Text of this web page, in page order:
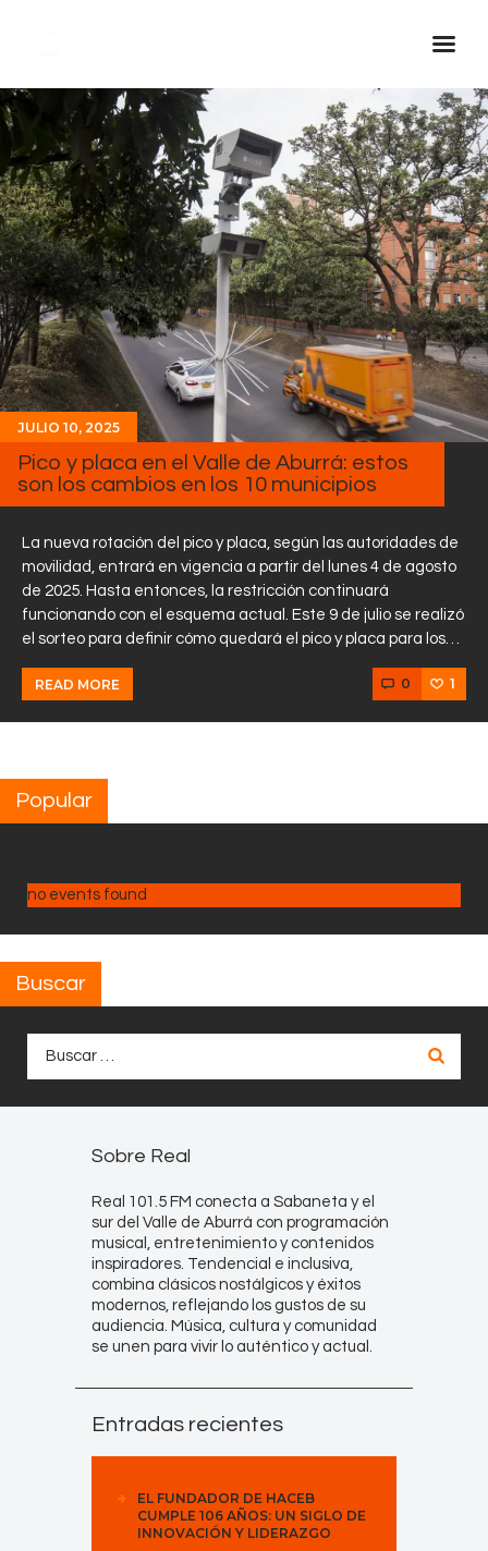
Inicio Real FM
Streaming
En Vivo
Descarga La APP
Programas
Noticias
Equipo
Sobre Nosotros
Contactos
JULIO 10, 2025
Pico y placa en el Valle de Aburrá: estos
son los cambios en los 10 municipios
La nueva rotación del pico y placa, según las autoridades de
movilidad, entrará en vigencia a partir del lunes 4 de agosto
de 2025. Hasta entonces, la restricción continuará
funcionando con el esquema actual. Este 9 de julio se realizó
el sorteo para definir cómo quedará el pico y placa para los…
READ MORE 0 1
Popular
no events found
Buscar
Sobre Real
Real 101.5 FM conecta a Sabaneta y el
sur del Valle de Aburrá con programación
musical, entretenimiento y contenidos
inspiradores. Tendencial e inclusiva,
combina clásicos nostálgicos y éxitos
modernos, reflejando los gustos de su
audiencia. Música, cultura y comunidad
se unen para vivir lo auténtico y actual.
Entradas recientes
EL FUNDADOR DE HACEB
CUMPLE 106 AÑOS: UN SIGLO DE
INNOVACIÓN Y LIDERAZGO